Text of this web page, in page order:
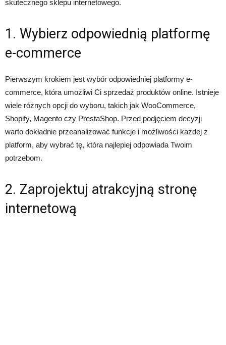
skutecznego sklepu internetowego.
1. Wybierz odpowiednią platformę
e-commerce
Pierwszym krokiem jest wybór odpowiedniej platformy e-
commerce, która umożliwi Ci sprzedaż produktów online. Istnieje
wiele różnych opcji do wyboru, takich jak WooCommerce,
Shopify, Magento czy PrestaShop. Przed podjęciem decyzji
warto dokładnie przeanalizować funkcje i możliwości każdej z
platform, aby wybrać tę, która najlepiej odpowiada Twoim
potrzebom.
2. Zaprojektuj atrakcyjną stronę
internetową